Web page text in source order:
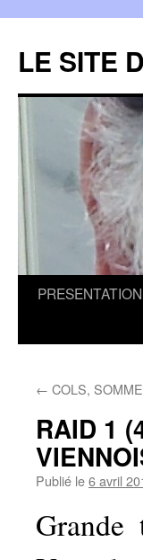
LE SITE
Aller
PRESENTATION
← COLS,
RAID 1
Publié le6 avril
Grande